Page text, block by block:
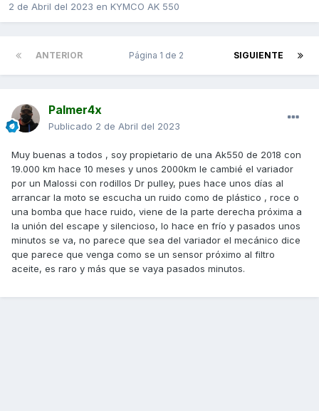
2 de Abril del 2023 en KYMCO AK 550
ANTERIOR SIGUIENTE
Página 1 de 2
Palmer4x
Publicado 2 de Abril del 2023
Muy buenas a todos , soy propietario de una Ak550 de 2018 con
19.000 km hace 10 meses y unos 2000km le cambié el variador
por un Malossi con rodillos Dr pulley, pues hace unos días al
arrancar la moto se escucha un ruido como de plástico , roce o
una bomba que hace ruido, viene de la parte derecha próxima a
la unión del escape y silencioso, lo hace en frío y pasados unos
minutos se va, no parece que sea del variador el mecánico dice
que parece que venga como se un sensor próximo al filtro
aceite, es raro y más que se vaya pasados minutos.